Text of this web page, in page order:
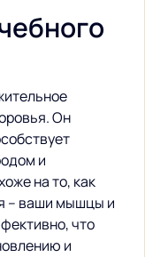
Он
и
на то, как
– ваши мышцы и
что
и